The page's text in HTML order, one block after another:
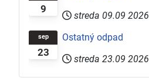
9
streda 09.09 2026
23
sep
Ostatný odpad
streda 23.09 2026